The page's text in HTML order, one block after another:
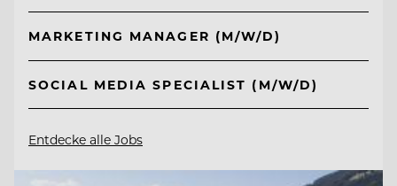
MARKETING MANAGER (M/W/D)
SOCIAL MEDIA SPECIALIST (M/W/D)
Entdecke alle Jobs